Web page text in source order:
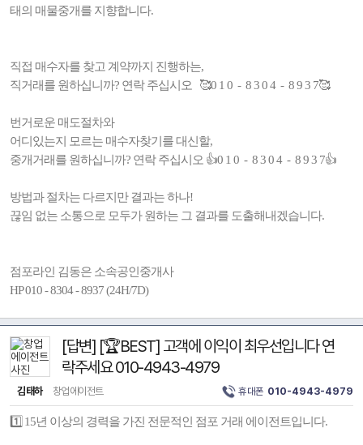
태의 매물중개를 지향합니다.
직접 매수자를 찾고 계약까지 진행하는,
직거래를 원하십니까? 연락 주십시오 🥰0 1 0 - 8 3 0 4 - 8 9 3 7🥰
번거로운 매도절차와
어디있는지 모르는 매수자찾기를 대신할,
중개거래를 원하십니까? 연락 주십시오 👍0 1 0 - 8 3 0 4 - 8 9 3 7👍
방법과 절차는 다르지만 결과는 하나!
끊임 없는 소통으로 모두가 원하는 그 결과를 도출해내겠습니다.
점포라인 김동은 소속공인중개사
HP 010 - 8304 - 8937 (24H/7D)
[답변] [🏆BEST] 고객에 이익이 최우선입니다 연
락주세요 010-4943-4979
김태하 창업에이전트 휴대폰 010-4943-4979
1️⃣ 15년 이상의 경력을 가진 전문적인 점포 거래 에이전트입니다.